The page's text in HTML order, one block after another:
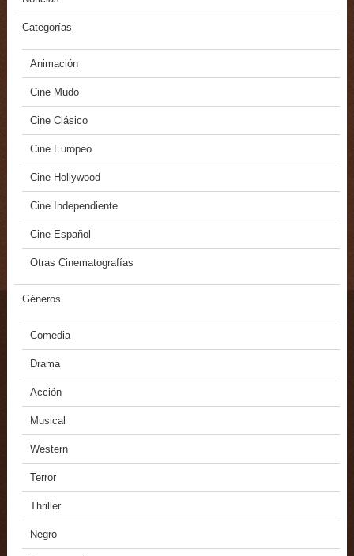
Categorías
Animación
Cine Mudo
Cine Clásico
Cine Europeo
Cine Hollywood
Cine Independiente
Cine Español
Otras Cinematografías
Géneros
Comedia
Drama
Acción
Musical
Western
Terror
Thriller
Negro